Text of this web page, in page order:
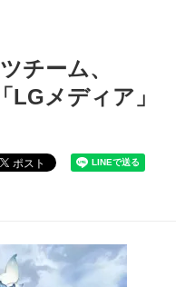
eスポーツチーム、YouTubeチ
チーム、
メディア」
ポスト